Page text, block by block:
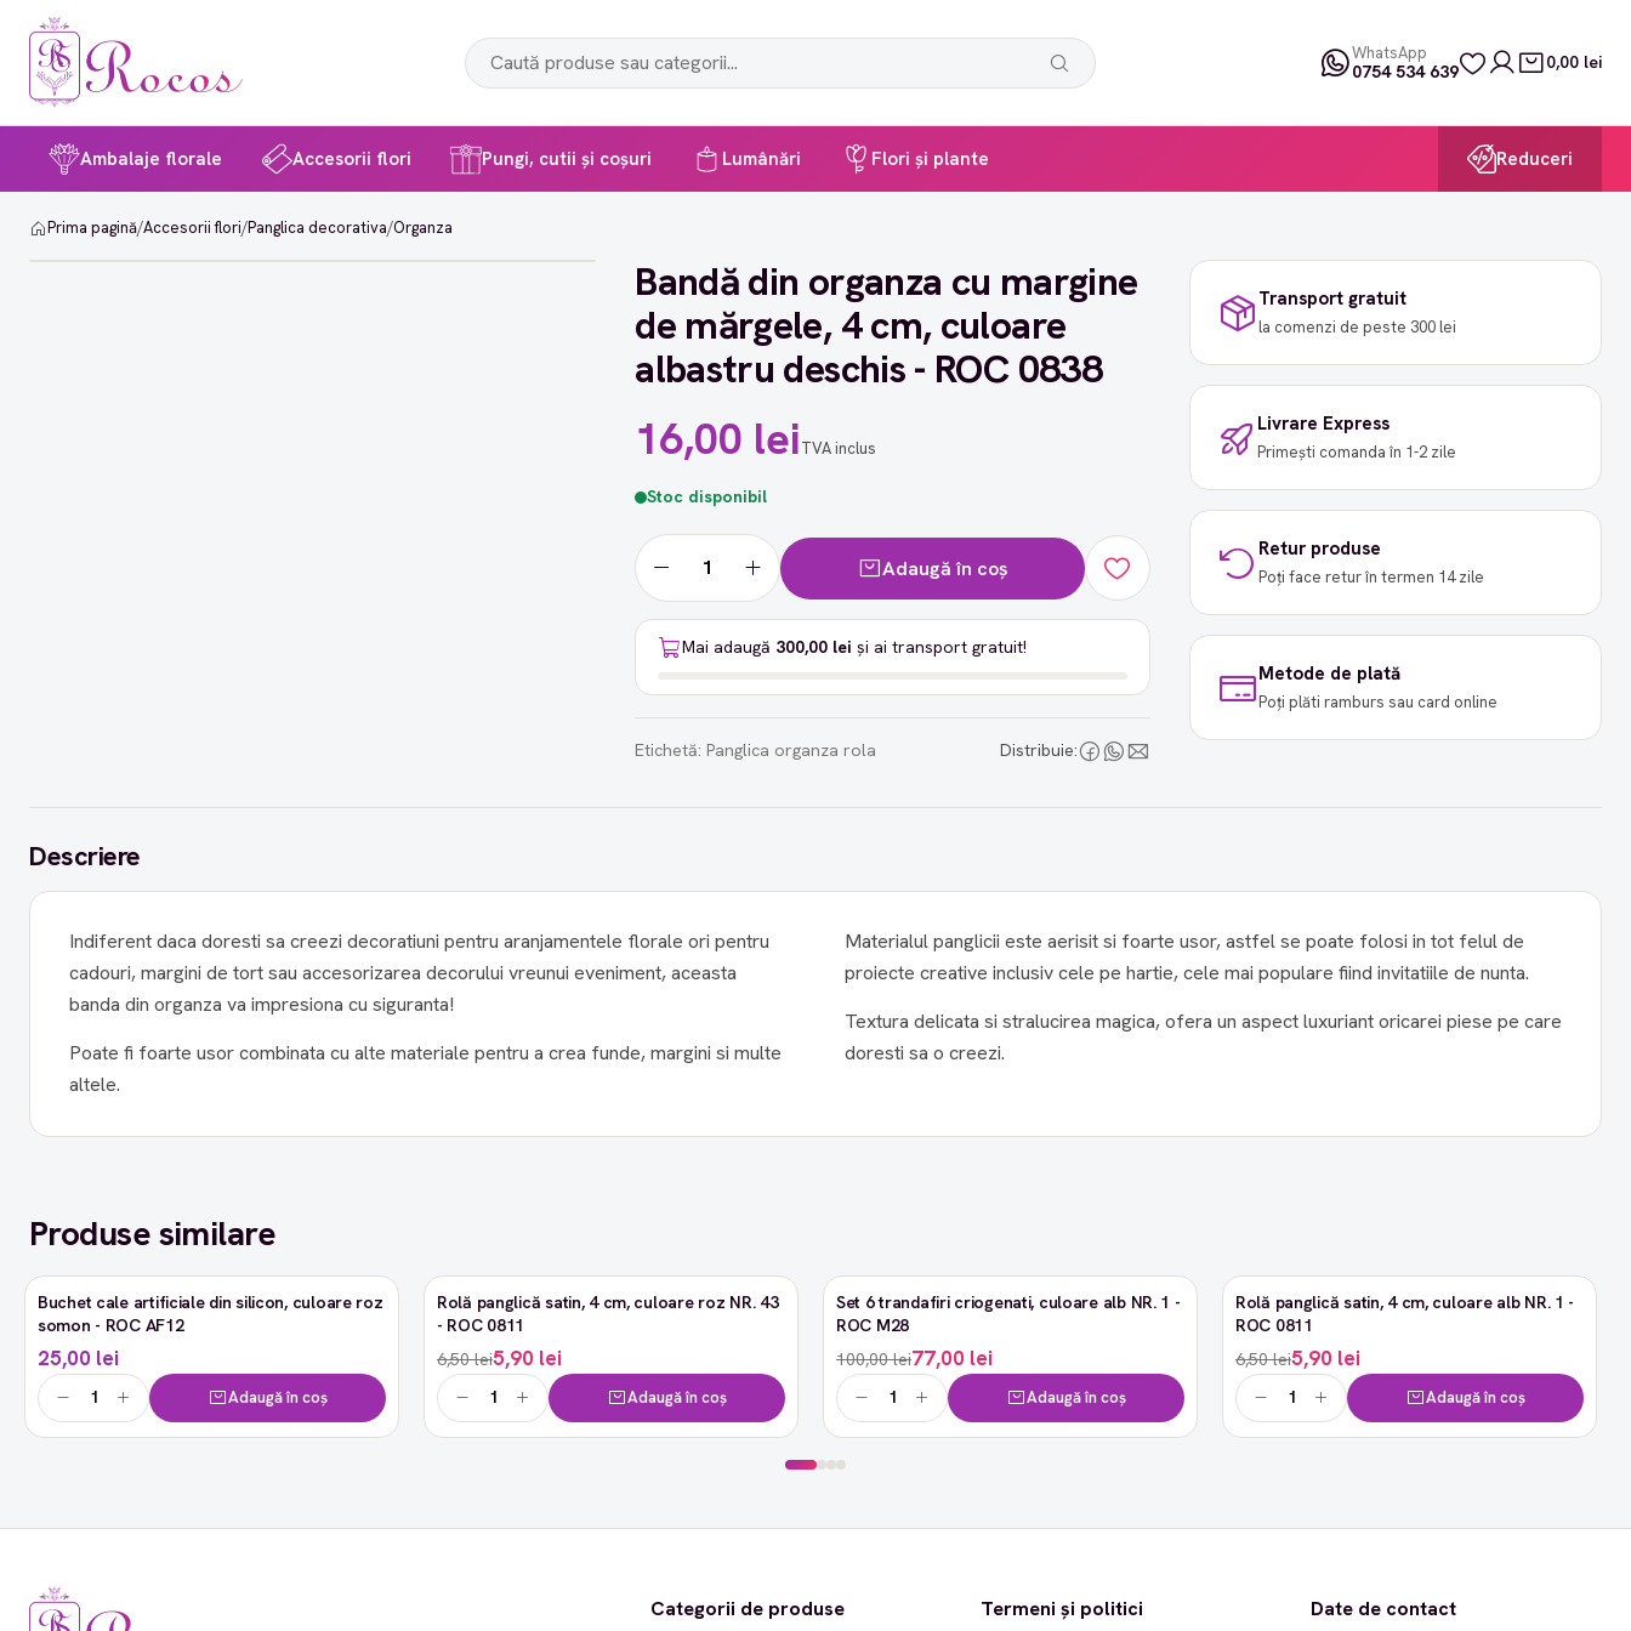
WhatsApp
0754 534 639 0,00 lei
Ambalaje florale Accesorii flori Pungi, cutii și coșuri Lumânări Flori și plante Reduceri
Prima pagină/Accesorii flori/Panglica decorativa/Organza
Bandă din organza cu margine
de mărgele, 4 cm, culoare
albastru deschis - ROC 0838
16,00 leiTVA inclus
Stoc disponibil
Adaugă în coș
Mai adaugă 300,00 lei și ai transport gratuit!
Etichetă: Panglica organza rola Distribuie:
Transport gratuit
la comenzi de peste 300 lei
Livrare Express
Primești comanda în 1-2 zile
Retur produse
Poți face retur în termen 14 zile
Metode de plată
Poți plăti ramburs sau card online
Descriere
Indiferent daca doresti sa creezi decoratiuni pentru aranjamentele florale ori pentru
cadouri, margini de tort sau accesorizarea decorului vreunui eveniment, aceasta
banda din organza va impresiona cu siguranta!
Poate fi foarte usor combinata cu alte materiale pentru a crea funde, margini si multe
altele.
Materialul panglicii este aerisit si foarte usor, astfel se poate folosi in tot felul de
proiecte creative inclusiv cele pe hartie, cele mai populare fiind invitatiile de nunta.
Textura delicata si stralucirea magica, ofera un aspect luxuriant oricarei piese pe care
doresti sa o creezi.
Produse similare
Buchet cale artificiale din silicon, culoare roz
somon - ROC AF12
25,00 lei
Adaugă în coș
-9%
Rolă panglică satin, 4 cm, culoare roz NR. 43
- ROC 0811
6,50 lei5,90 lei
Adaugă în coș
-23%
Set 6 trandafiri criogenati, culoare alb NR. 1 -
ROC M28
100,00 lei77,00 lei
Adaugă în coș
-9%
Rolă panglică satin, 4 cm, culoare alb NR. 1 -
ROC 0811
6,50 lei5,90 lei
Adaugă în coș
Categorii de produse Termeni și politici Date de contact